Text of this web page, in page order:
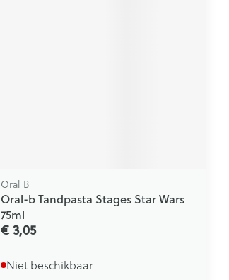
Oral B
Oral-b Tandpasta Stages Star Wars
75ml
€ 3,05
Niet beschikbaar